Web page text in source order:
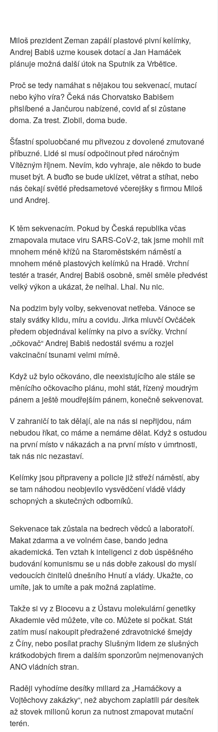
Miloš prezident Zeman zapálí plastové pivní kelímky,
Andrej Babiš uzme kousek dotací a Jan Hamáček
plánuje možná další útok na Sputnik za Vrbětice.
Proč se tedy namáhat s nějakou tou sekvenací, mutací
nebo kýho víra? Čeká nás Chorvatsko Babišem
přislíbené a Jančurou nabízené, covid ať si zůstane
doma. Za trest. Zlobil, doma bude.
Šťastní spoluobčané mu přivezou z dovolené zmutované
příbuzné. Lidé si musí odpočinout před náročným
Vítězným říjnem. Nevím, kdo vyhraje, ale někdo to bude
muset být. A buďto se bude uklízet, větrat a stíhat, nebo
nás čekají světlé předsametové včerejšky s firmou Miloš
und Andrej.
K těm sekvenacím. Pokud by Česká republika včas
zmapovala mutace viru SARS-CoV-2, tak jsme mohli mít
mnohem méně křížů na Staroměstském náměstí a
mnohem méně plastových kelímků na Hradě. Vrchní
testér a trasér, Andrej Babiš osobně, směl směle předvést
velký výkon a ukázat, že nelhal. Lhal. Nu nic.
Na podzim byly volby, sekvenovat netřeba. Vánoce se
staly svátky klidu, míru a covidu. Jirka mluvčí Ovčáček
předem objednával kelímky na pivo a svíčky. Vrchní
„očkovač“ Andrej Babiš nedostál svému a rozjel
vakcinační tsunami velmi mírně.
Když už bylo očkováno, dle neexistujícího ale stále se
měnícího očkovacího plánu, mohl stát, řízený moudrým
pánem a ještě moudřejším pánem, konečně sekvenovat.
V zahraničí to tak dělají, ale na nás si nepřijdou, nám
nebudou říkat, co máme a nemáme dělat. Když s ostudou
na první místo v nákazách a na první místo v úmrtnosti,
tak nás nic nezastaví.
Kelímky jsou připraveny a policie již střeží náměstí, aby
se tam náhodou neobjevilo vysvědčení vládě vlády
schopných a skutečných odborníků.
Sekvenace tak zůstala na bedrech vědců a laboratoří.
Makat zdarma a ve volném čase, bando jedna
akademická. Ten vztah k inteligenci z dob úspěšného
budování komunismu se u nás dobře zakousl do myslí
vedoucích činitelů dnešního Hnutí a vlády. Ukažte, co
umíte, jak to umíte a pak možná zaplatíme.
Takže si vy z Biocevu a z Ústavu molekulární genetiky
Akademie věd můžete, víte co. Můžete si počkat. Stát
zatím musí nakoupit předražené zdravotnické šmejdy
z Číny, nebo posílat prachy Slušným lidem ze slušných
krátkodobých firem a dalším sponzorům nejmenovaných
ANO vládních stran.
Raději vyhodíme desítky miliard za „Hamáčkovy a
Vojtěchovy zakázky“, než abychom zaplatili pár desítek
až stovek milionů korun za nutnost zmapovat mutační
terén.